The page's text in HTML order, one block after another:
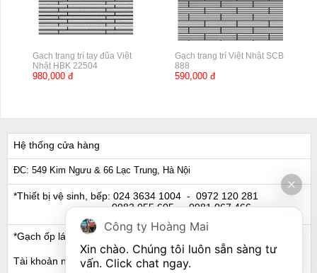
Gạch trang trí tay đũa Việt
Nhật HBK 22504
980,000 đ
Gạch trang trí Việt Nhật SCB
888
590,000 đ
Hệ thống cửa hàng
ĐC: 549 Kim Ngưu & 66 Lạc Trung, Hà Nội
*Thiết bị vệ sinh, bếp: 024 3634 1004 - 0972 120 281
0983 055 605- 0981 067 466
*Gạch ốp lát, Ngói: 024 3632 0280 - 0911 441 066
Tài khoản ngân hàng
Công ty Hoàng Mai
Xin chào. Chúng tôi luôn sẵn sàng tư
vấn. Click chat ngay.